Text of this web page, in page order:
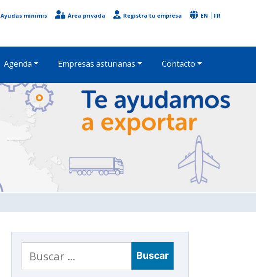
Ayudas minimis Área privada Registra tu empresa EN FR
Agenda Empresas asturianas Contacto
Buscar: